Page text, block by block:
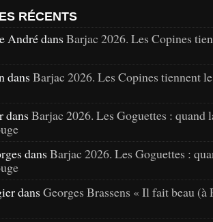
RÉCENTS
André dans Barjac 2026. Les Copines
dans Barjac 2026. Les Copines tiennent
dans Barjac 2026. Les Goguettes : quand
dans Barjac 2026. Les Goguettes :
dans Georges Brassens « Il fait beau (à